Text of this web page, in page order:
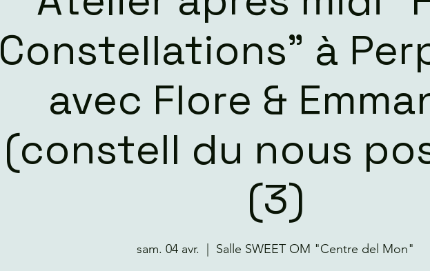
Constellations” à
avec Flore &
(constell du nous
(3)
sam. 04 avr. Salle SWEET OM "Centre del Mon"